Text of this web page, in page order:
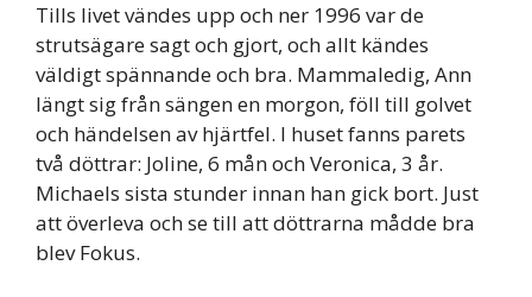
Tills livet vändes upp och ner 1996 var de
strutsägare sagt och gjort, och allt kändes
väldigt spännande och bra. Mammaledig, Ann
längt sig från sängen en morgon, föll till golvet
och händelsen av hjärtfel. I huset fanns parets
två döttrar: Joline, 6 mån och Veronica, 3 år.
Michaels sista stunder innan han gick bort. Just
att överleva och se till att döttrarna mådde bra
blev Fokus.